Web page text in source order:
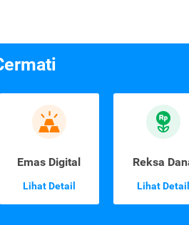
Emas Digital
Lihat Detail
Reksa
Lihat Detail